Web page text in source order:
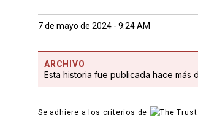
7 de mayo de 2024 - 9:24 AM
ARCHIVO
Esta historia fue publicada hace más
Se adhiere a los criterios de